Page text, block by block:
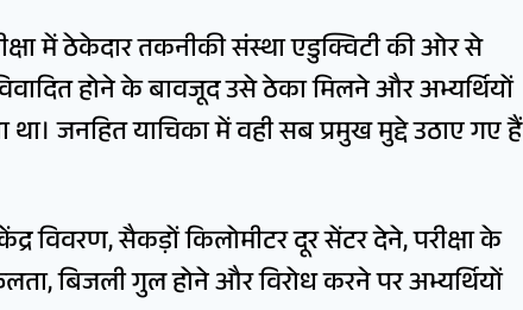
में ठेकेदार तकनीकी संस्था एडुक्विटी की ओर से
होने के बावजूद उसे ठेका मिलने और अभ्यर्थियों
था। जनहित याचिका में वही सब प्रमुख मुद्दे उठाए गए हैं
विवरण, सैकड़ों किलोमीटर दूर सेंटर देने, परीक्षा के
बिजली गुल होने और विरोध करने पर अभ्यर्थियों